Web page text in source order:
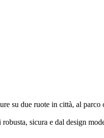
su due ruote in città, al parco
sicura e dal design